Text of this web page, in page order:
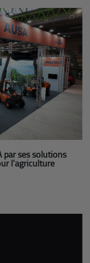
par ses solutions
l’agriculture